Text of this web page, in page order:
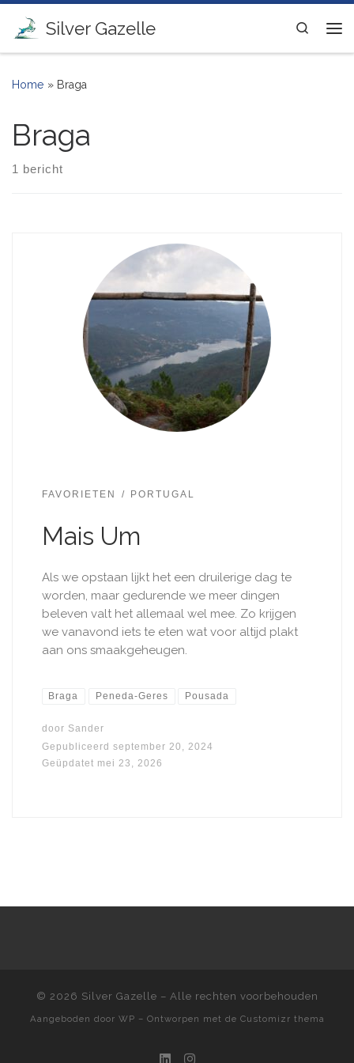
Ga naar inhoud
Silver Gazelle
Search
Home » Braga
Braga
1 bericht
FAVORIETEN PORTUGAL
Mais Um
Als we opstaan lijkt het een druilerige dag te
worden, maar gedurende we meer dingen
beleven valt het allemaal wel mee. Zo krijgen
we vanavond iets te eten wat voor altijd plakt
aan ons smaakgeheugen.
Braga Peneda-Geres Pousada
door Sander
Gepubliceerd september 20, 2024
Geüpdatet mei 23, 2026
© 2026 Silver Gazelle – Alle rechten voorbehouden
Aangeboden door WP – Ontworpen met de Customizr thema